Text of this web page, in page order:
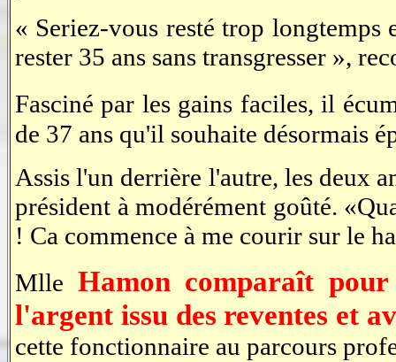
« Seriez-vous resté trop longtemps
rester 35 ans sans transgresser »,
Fasciné par les gains faciles, il
de 37 ans qu'il souhaite désormais
Assis l'un derrière l'autre, les deux
président à modérément goûté.
! Ca commence à me courir sur le
Mlle Hamon comparaît
l'argent issu des reventes et
cette fonctionnaire au parcours